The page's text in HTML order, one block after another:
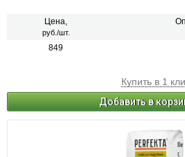
Цена,
руб./шт.
849
Купить в 1
Добавить в